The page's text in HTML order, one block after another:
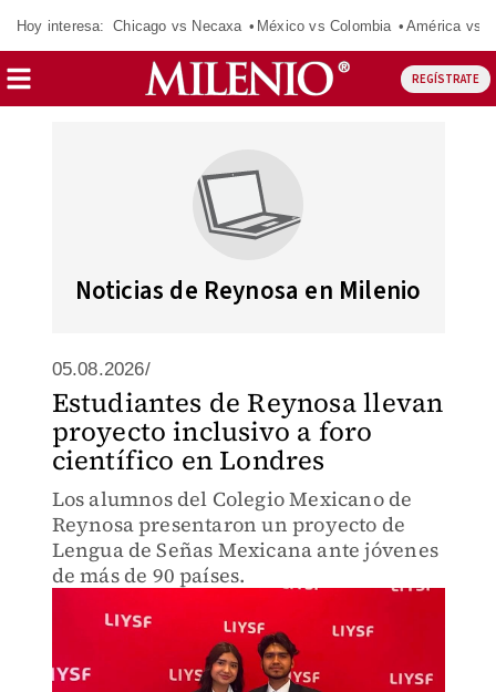
Hoy interesa: Chicago vs Necaxa México vs Colombia América vs
REGÍSTRATE
Noticias de Reynosa en Milenio
05.08.2026/
Estudiantes de Reynosa llevan
proyecto inclusivo a foro
científico en Londres
Los alumnos del Colegio Mexicano de
Reynosa presentaron un proyecto de
Lengua de Señas Mexicana ante jóvenes
de más de 90 países.